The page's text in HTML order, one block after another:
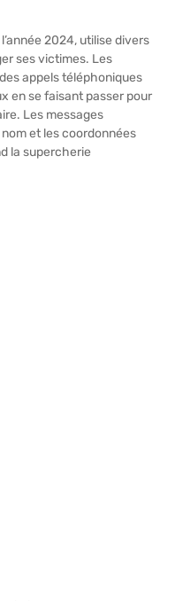
2024, utilise divers
ses victimes. Les
appels téléphoniques
en se faisant passer pour
Les messages
et les coordonnées
la supercherie